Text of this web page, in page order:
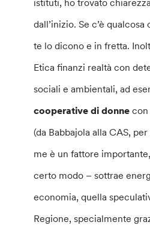
istituti, ho trovato
dall’inizio. Se c’è
te lo dicono e in fretta.
Etica finanzi realtà con
sociali e ambientali, ad
cooperative di donne
(da Babbajola alla CAS,
me è un fattore
certo modo – sottrae
economia, quella
Regione, specialmente